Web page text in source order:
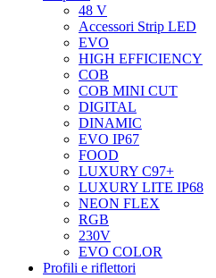
48 V
Accessori Strip LED
EVO
HIGH EFFICIENCY
COB
COB MINI CUT
DIGITAL
DINAMIC
EVO IP67
FOOD
LUXURY C97+
LUXURY LITE IP68
NEON FLEX
RGB
230V
EVO COLOR
Profili e riflettori